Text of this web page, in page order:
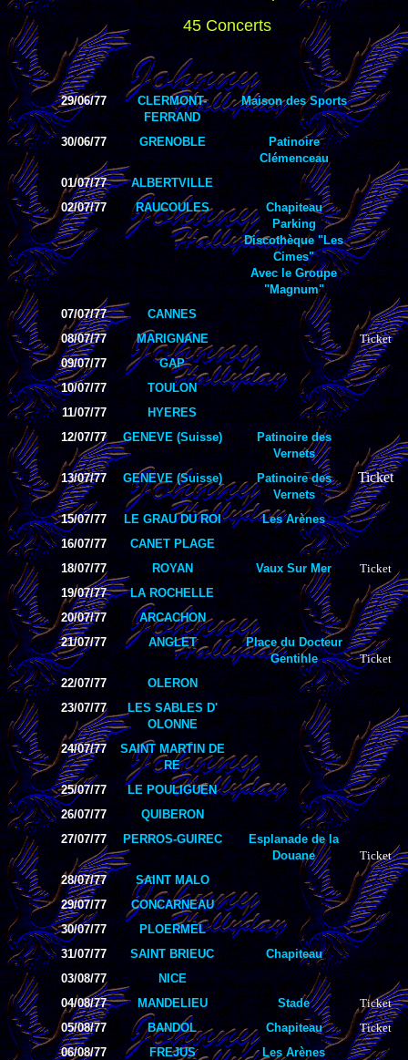
45 Concerts
29/06/77
CLERMONT-
FERRAND
Maison des Sports
30/06/77 GRENOBLE
Patinoire
Clémenceau
01/07/77
ALBERTVILLE
02/07/77
RAUCOULES
Chapiteau
Parking
Discothèque "Les
Cimes"
Avec le Groupe
"Magnum"
07/07/77
CANNES
08/07/77
MARIGNANE
Ticket
09/07/77
GAP
10/07/77
TOULON
11/07/77
HYERES
12/07/77
GENEVE (Suisse)
Patinoire des
Vernets
13/07/77
GENEVE (Suisse)
Patinoire des
Vernets
Ticket
15/07/77 LE GRAU DU ROI
Les Arènes
16/07/77
CANET PLAGE
18/07/77
ROYAN Vaux Sur Mer
Ticket
19/07/77
LA ROCHELLE
20/07/77
ARCACHON
21/07/77
ANGLET
Place du Docteur
Gentihle
Ticket
22/07/77
OLERON
23/07/77
LES SABLES D'
OLONNE
24/07/77
SAINT MARTIN DE
RE
25/07/77
LE POULIGUEN
26/07/77
QUIBERON
27/07/77
PERROS-GUIREC
Esplanade de la
Douane
Ticket
28/07/77
SAINT MALO
29/07/77
CONCARNEAU
30/07/77
PLOERMEL
31/07/77
SAINT BRIEUC
Chapiteau
03/08/77
NICE
04/08/77
MANDELIEU Stade
Ticket
05/08/77
BANDOL Chapiteau
Ticket
06/08/77
FREJUS
Les Arènes